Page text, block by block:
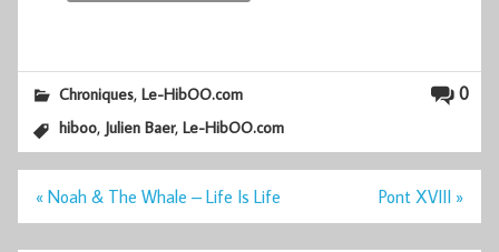
0
Chroniques,Le-HibOO.com
hiboo, Julien Baer,Le-HibOO.com
Navigation
l’article
« Noah & The Whale – Life Is Life Pont XVIII »